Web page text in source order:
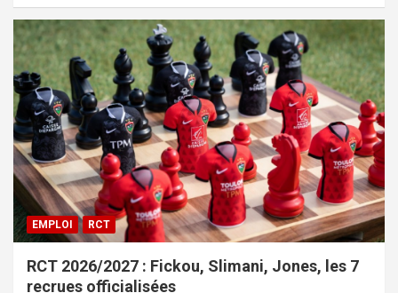
EMPLOI RCT
RCT 2026/2027 : Fickou, Slimani, Jones, les 7
recrues officialisées